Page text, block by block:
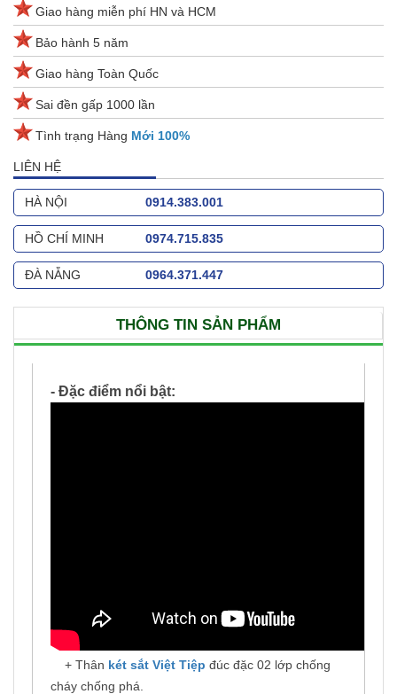
Giao hàng miễn phí HN và HCM
Bảo hành 5 năm
Giao hàng Toàn Quốc
Sai đền gấp 1000 lần
Tình trạng Hàng Mới 100%
LIÊN HỆ
HÀ NỘI 0914.383.001
HỒ CHÍ MINH 0974.715.835
ĐÀ NẴNG 0964.371.447
THÔNG TIN SẢN PHẨM
- Đặc điểm nổi bật:
+ Thân két sắt Việt Tiệp đúc đặc 02 lớp chống
cháy chống phá.